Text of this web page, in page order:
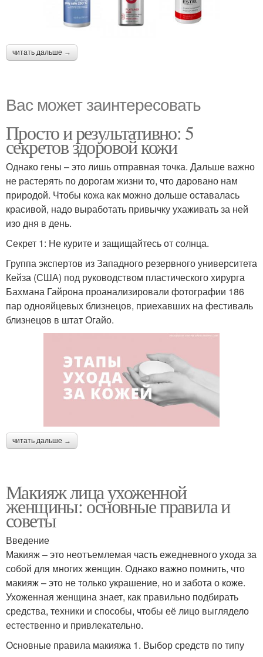
читать дальше →
Вас может заинтересовать
Просто и результативно: 5
секретов здоровой кожи
Однако гены – это лишь отправная точка. Дальше важно
не растерять по дорогам жизни то, что даровано нам
природой. Чтобы кожа как можно дольше оставалась
красивой, надо выработать привычку ухаживать за ней
изо дня в день.
Секрет 1: Не курите и защищайтесь от солнца.
Группа экспертов из Западного резервного университета
Кейза (США) под руководством пластического хирурга
Бахмана Гайрона проанализировали фотографии 186
пар однояйцевых близнецов, приехавших на фестиваль
близнецов в штат Огайо.
читать дальше →
Макияж лица ухоженной
женщины: основные правила и
советы
Введение
Макияж – это неотъемлемая часть ежедневного ухода за
собой для многих женщин. Однако важно помнить, что
макияж – это не только украшение, но и забота о коже.
Ухоженная женщина знает, как правильно подбирать
средства, техники и способы, чтобы её лицо выглядело
естественно и привлекательно.
Основные правила макияжа 1. Выбор средств по типу